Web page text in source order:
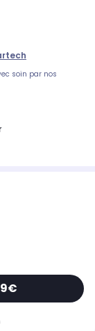
soin par nos